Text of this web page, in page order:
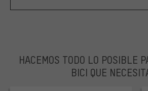
HACEMOS TODO LO POSIBLE
BICI QUE